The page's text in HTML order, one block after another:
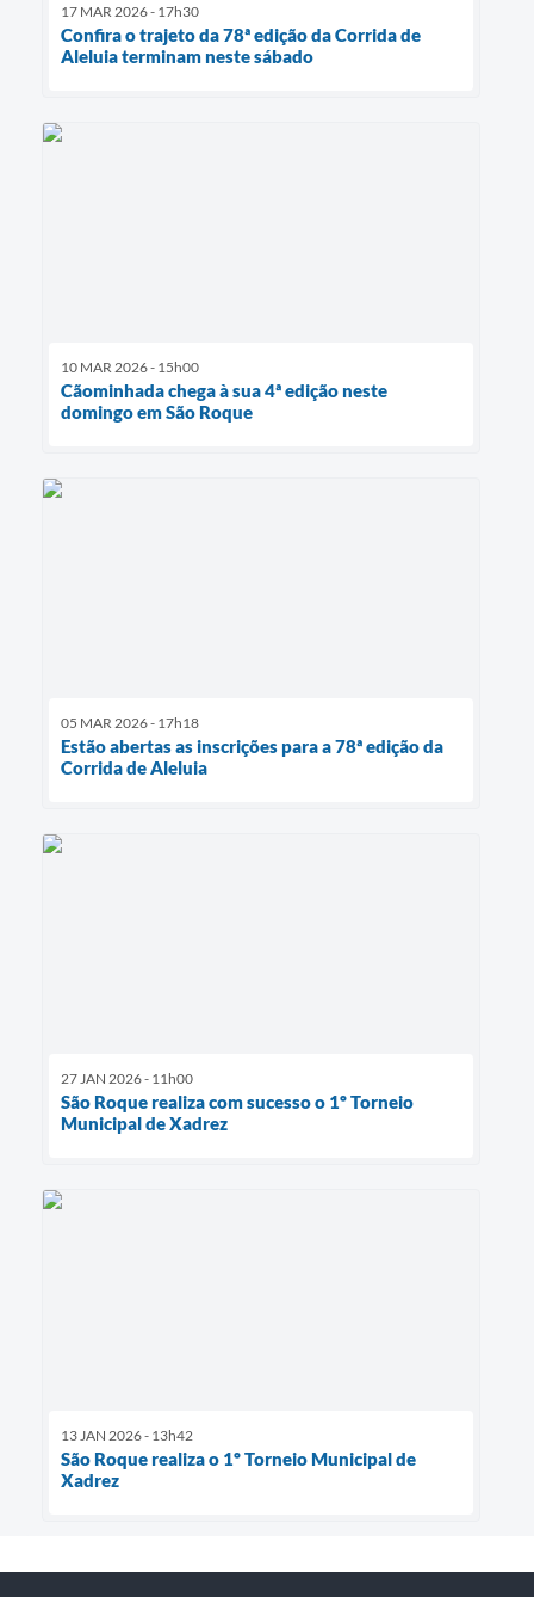
17 MAR 2026 - 17h30
Confira o trajeto da 78ª edição da Corrida de
Aleluia terminam neste sábado
10 MAR 2026 - 15h00
Cãominhada chega à sua 4ª edição neste
domingo em São Roque
05 MAR 2026 - 17h18
Estão abertas as inscrições para a 78ª edição da
Corrida de Aleluia
27 JAN 2026 - 11h00
São Roque realiza com sucesso o 1º Torneio
Municipal de Xadrez
13 JAN 2026 - 13h42
São Roque realiza o 1º Torneio Municipal de
Xadrez